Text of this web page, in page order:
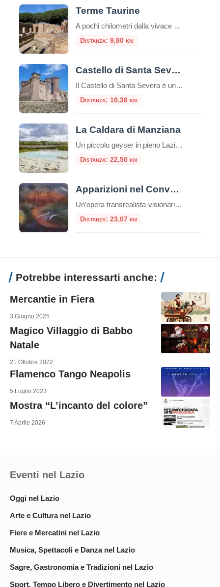
Terme Taurine
A pochi chilometri dalla vivace città portuale di Civitavecchia, su una verdeggiante collina che domina il Tirreno, sorge uno dei complessi termali romani più affascinanti e meglio conservati dell’Etruria meridionale: l’Area Archeologica delle Terme Taurine, conosciute anche come Terme di Traiano. Questo sito non è solo un complesso di antiche rovine, ma una vera e […]
Distanza: 9,80 km
Castello di Santa Severa
Il Castello di Santa Severa è un’imponente struttura situata lungo la costa tirrenica dell’Italia, nel comune di Santa Marinella, nella regione del Lazio. Questo castello medievale è noto per la sua posizione panoramica sul mare e la sua storia ricca di avvenimenti. Ecco alcuni punti salienti riguardo al Castello di Santa Severa: Il Castello deve […]
Distanza: 10,36 km
La Caldara di Manziana
Un piccolo geyser in pieno Lazio La “callara” è il nome che viene dato, nel dialetto di queste zone a nord di Roma, alla Caldara di Manziana. Terra vulcanica, come ci ricordano anche le vicine solfatare della Macchia Grande e di Monterano e terra dell’antico vulcano Sabatino di cui restano testimonianza le terme di Stigliano, […]
Distanza: 22,50 km
Apparizioni nel Convento di San Bonaventura a Monterano
Un’opera transrealista-visionaria di Francesco Guadagnuolo ambientata nella provincia di Roma, mette in corrispondenza Monterano con il mistero del Convento di San Bonaventura, la bellissima facciata della Chiesa con la fontana ottagonale opere del Bernini. La Tuscia è un territorio arcaico, pieno di storia, memorie e narrazioni tradizionali, ricche di attrattive e misteri che avvolgono gli ambienti e le strutture della […]
Distanza: 23,07 km
Potrebbe interessarti anche:
Mercantie in Fiera
3 Giugno 2025
Magico Villaggio di Babbo
Natale
21 Ottobre 2022
Flamenco Tango Neapolis
5 Luglio 2023
Mostra “L’incanto del colore”
7 Aprile 2026
Eventi nel Lazio
Oggi nel Lazio
Arte e Cultura nel Lazio
Fiere e Mercatini nel Lazio
Musica, Spettacoli e Danza nel Lazio
Sagre, Gastronomia e Tradizioni nel Lazio
Sport, Tempo Libero e Divertimento nel Lazio